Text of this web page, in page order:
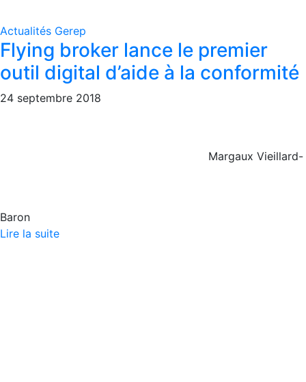
Actualités Gerep
Flying broker lance le premier
outil digital d’aide à la conformité
24 septembre 2018
Margaux Vieillard-
Baron
Lire la suite